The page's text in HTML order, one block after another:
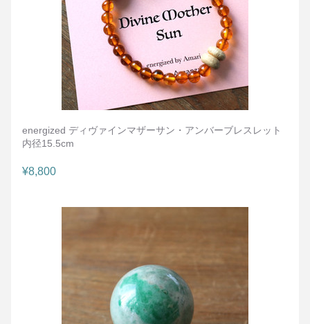
energized ディヴァインマザーサン・アンバーブレスレット
内径15.5cm
¥8,800